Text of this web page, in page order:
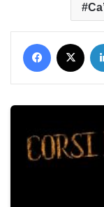
Facebook